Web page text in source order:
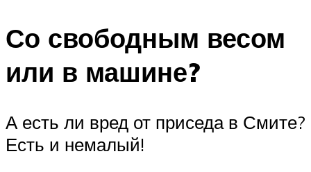
Со свободным весом
или в машине?
А есть ли вред от приседа в Смите?
Есть и немалый!